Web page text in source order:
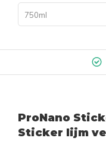
750ml
ProNano
Sticker lijm